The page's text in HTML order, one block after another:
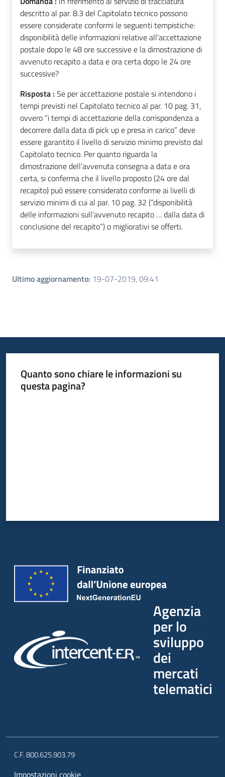
descritto al par. 8.3 del Capitolato tecnico possono
essere considerate conformi le seguenti tempistiche:
disponibilità delle informazioni relative all’accettazione
postale dopo le 48 ore successive e la dimostrazione di
avvenuto recapito a data e ora certa dopo le 24 ore
successive?
Risposta : Se per accettazione postale si intendono i
tempi previsti nel Capitolato tecnico al par. 10 pag. 31,
ovvero “i tempi di accettazione della corrispondenza a
decorrere dalla data di pick up e presa in carico” deve
essere garantito il livello di servizio minimo previsto dal
Capitolato tecnico. Per quanto riguarda la
dimostrazione dell’avvenuta consegna a data e ora
certa, si conferma che il livello proposto (24 ore dal
recapito) può essere considerato conforme ai livelli di
servizio minimi di cui al par. 10 pag. 32 (“disponibilità
delle informazioni sull’avvenuto recapito … dalla data di
conclusione del recapito”) o migliorativi se offerti.
Ultimo aggiornamento: 19-07-2019, 09:41
Quanto sono chiare le informazioni su
questa pagina?
Agenzia
per lo
sviluppo
dei
mercati
telematici
C.F. 800.625.903.79
Impostazioni cookie